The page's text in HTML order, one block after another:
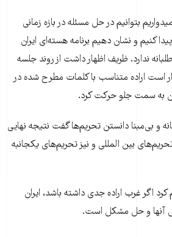
بتوانیم در حل مسئله در بازه زمانی
کنیم و نشان دهیم برنامه هسته‌ای ایران
ندارد. ظریف اظهار داشت از روند جلسه
اراده متناسب با کلمات مطرح شده در
به سمت جلو حرکت کرد.
بی‌مبنا دانستن تحریم‌ها گفت نتیجه نهایی
بین المللی و نیز تحریم‌های یکجانبه
اگر غرب اراده جدی داشته باشد، ایران
آنها و حل مشکل است.